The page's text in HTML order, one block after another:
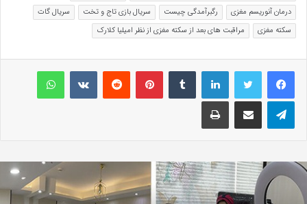
درمان آنوریسم مغزی
رگ‏برآمدگی چیست سریال بازی تاج و تخت
سریال گات
سکته مغزی
مراقبت های بعد از سکته مغزی از نظر امیلیا کلارک
لینکداینتامبلر پینتریستReddit
VKontakteواتس آپ
تلگرام اشتراک گذاری با ایمیل چاپ